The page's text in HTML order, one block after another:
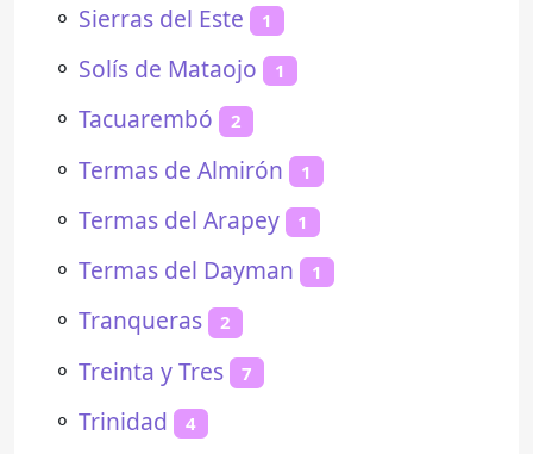
⚬ Sierras del Este 1
⚬ Solís de Mataojo 1
⚬ Tacuarembó 2
⚬ Termas de Almirón 1
⚬ Termas del Arapey 1
⚬ Termas del Dayman 1
⚬ Tranqueras 2
⚬ Treinta y Tres 7
⚬ Trinidad 4